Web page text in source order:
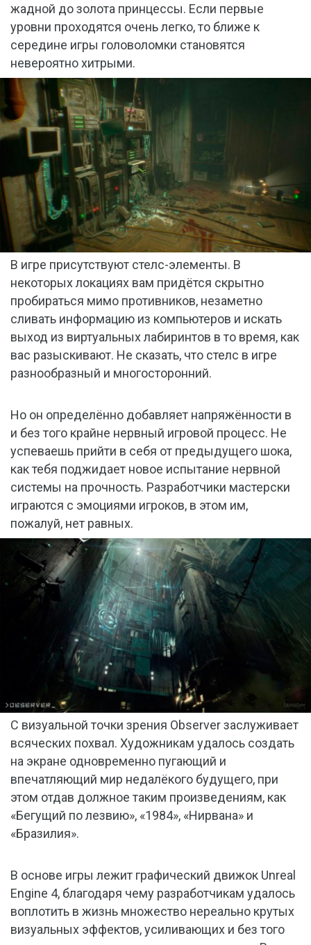
жадной до золота принцессы. Если первые
уровни проходятся очень легко, то ближе к
середине игры головоломки становятся
невероятно хитрыми.
В игре присутствуют стелс-элементы. В
некоторых локациях вам придётся скрытно
пробираться мимо противников, незаметно
сливать информацию из компьютеров и искать
выход из виртуальных лабиринтов в то время, как
вас разыскивают. Не сказать, что стелс в игре
разнообразный и многосторонний.
Но он определённо добавляет напряжённости в
и без того крайне нервный игровой процесс. Не
успеваешь прийти в себя от предыдущего шока,
как тебя поджидает новое испытание нервной
системы на прочность. Разработчики мастерски
играются с эмоциями игроков, в этом им,
пожалуй, нет равных.
С визуальной точки зрения Observer заслуживает
всяческих похвал. Художникам удалось создать
на экране одновременно пугающий и
впечатляющий мир недалёкого будущего, при
этом отдав должное таким произведениям, как
«Бегущий по лезвию», «1984», «Нирвана» и
«Бразилия».
В основе игры лежит графический движок Unreal
Engine 4, благодаря чему разработчикам удалось
воплотить в жизнь множество нереально крутых
визуальных эффектов, усиливающих и без того